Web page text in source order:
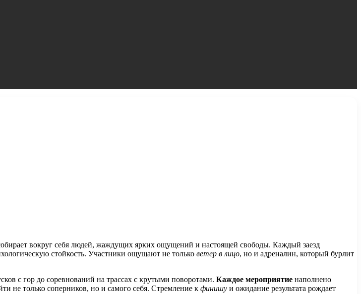
вокруг себя людей, жаждущих ярких ощущений и настоящей свободы. Каждый заезд
стойкость. Участники ощущают не только ветер в лицо, но и адреналин, который бурлит
с гор до соревнований на трассах с крутыми поворотами. Каждое мероприятие наполнено
не только соперников, но и самого себя. Стремление к финишу и ожидание результата рождает